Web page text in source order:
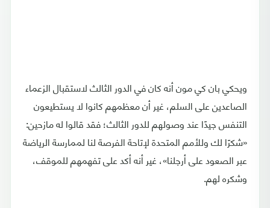
ويحكي بان كي مون أنه كان في الدور الثالث لاستقبال الزعماء
الصاعدين على السلم، غير أن معظمهم كانوا لا يستطيعون
التنفس جيدًا عند وصولهم للدور الثالث؛ فقد قالوا له مازحين:
«شكرًا لك وللأمم المتحدة لإتاحة الفرصة لنا لممارسة الرياضة
عبر الصعود على أرجلنا»، غير أنه أكد على تفهمهم للموقف،
وشكره لهم.